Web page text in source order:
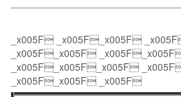
_x005F _x005F_x005F
_x005F_x005F
_x005F_x005F_x005F
_x005F_x005F _x005F